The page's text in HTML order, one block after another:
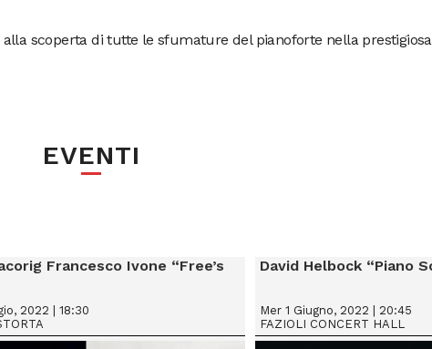
scoperta di tutte le sfumature del pianoforte nella
EVENTI
Francesco Ivone “Free’s
2022 | 18:30
David Helbock “Piano
Mer 1 Giugno, 2022 | 20:45
FAZIOLI CONCERT HALL